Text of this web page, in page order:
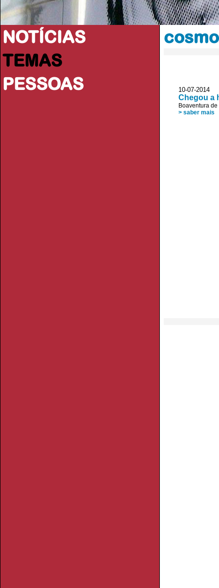
NOTÍCIAS
TEMAS
PESSOAS
10-07-
Chegou a
Boaventura
> saber mais